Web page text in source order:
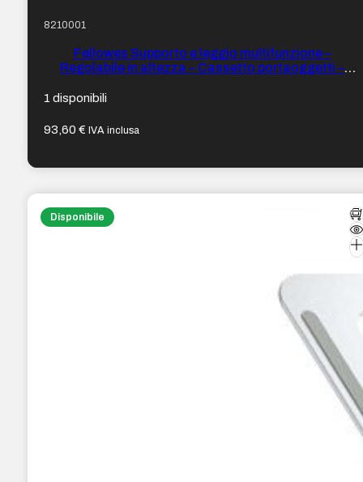
8210001
Fellowes Supporto e leggio multifunzione –
Regolabile in altezza – Cassetto portaoggetti –
1 disponibili
93,60€ IVA inclusa
Disponibile